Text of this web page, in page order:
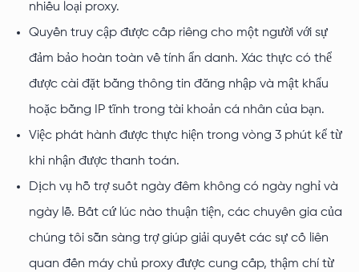
nhiều loại proxy.
Quyền truy cập được cấp riêng cho một người với sự
đảm bảo hoàn toàn về tính ẩn danh. Xác thực có thể
được cài đặt bằng thông tin đăng nhập và mật khẩu
hoặc bằng IP tĩnh trong tài khoản cá nhân của bạn.
Việc phát hành được thực hiện trong vòng 3 phút kể từ
khi nhận được thanh toán.
Dịch vụ hỗ trợ suốt ngày đêm không có ngày nghỉ và
ngày lễ. Bất cứ lúc nào thuận tiện, các chuyên gia của
chúng tôi sẵn sàng trợ giúp giải quyết các sự cố liên
quan đến máy chủ proxy được cung cấp, thậm chí từ